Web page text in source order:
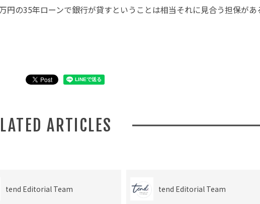
円の35年ローンで銀行が貸すということは相当それに見合う担保があ
ARTICLES
tend Editorial Team tend Editorial Team